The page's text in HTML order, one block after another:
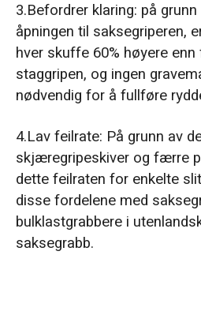
3.Befordrer klaring: på
åpningen til saksegriperen,
hver skuffe 60% høyere
staggripen, og ingen
nødvendig for å fullføre
4.Lav feilrate: På grunn av
skjæregripeskiver og færre
dette feilraten for enkelte
disse fordelene med
bulklastgrabbere i
saksegrabb.